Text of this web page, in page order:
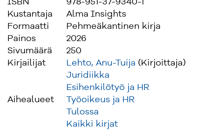
yhdenvertaisuussuunnitelmia.
Teoksesta hyötyvät eniten työpaikan
henkilöstöasioista vastaavat, tasa-arvo- ja
yhdenvertaisuussuunnittelusta vastaavat,
henkilöstön edustajat ja juristit.
ISBN
978-951-37-9340-1
Kustantaja
Alma Insights
Formaatti
Pehmeäkantinen kirja
Painos
2026
Sivumäärä
250
Kirjailijat
Lehto, Anu-Tuija (Kirjoittaja)
Aihealueet
Juridiikka
Esihenkilötyö ja HR
Työoikeus ja HR
Tulossa
Kaikki kirjat